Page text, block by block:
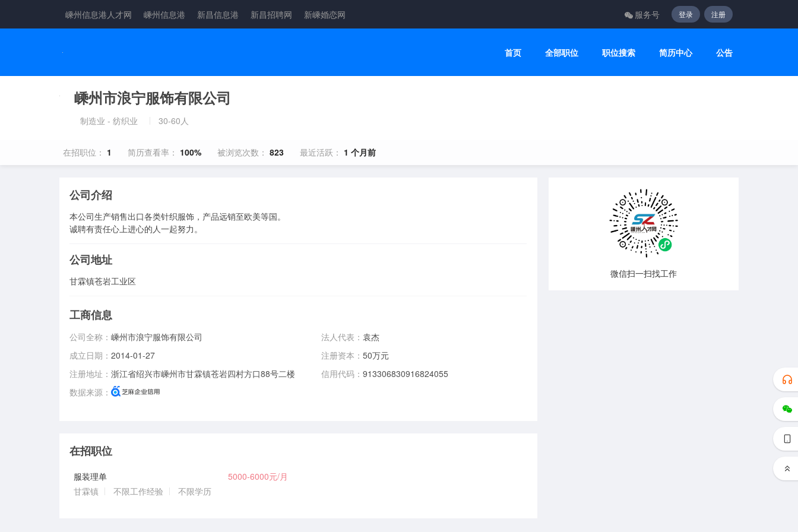
嵊州信息港人才网 嵊州信息港 新昌信息港 新昌招聘网 新嵊婚恋网 服务号 登录 注册
首页 全部职位 职位搜索 简历中心 公告
嵊州市浪宁服饰有限公司
制造业 - 纺织业 30-60人
在招职位： 1 简历查看率： 100% 被浏览次数： 823 最近活跃： 1 个月前
公司介绍
本公司生产销售出口各类针织服饰，产品远销至欧美等国。
诚聘有责任心上进心的人一起努力。
公司地址
甘霖镇苍岩工业区
工商信息
公司全称：嵊州市浪宁服饰有限公司
成立日期：2014-01-27
注册地址：浙江省绍兴市嵊州市甘霖镇苍岩四村方口88号二楼
数据来源：
法人代表： 袁杰
注册资本： 50万元
信用代码： 913306830916824055
在招职位
服装理单
5000-6000元/月
甘霖镇
不限工作经验 不限学历
微信扫一扫找工作